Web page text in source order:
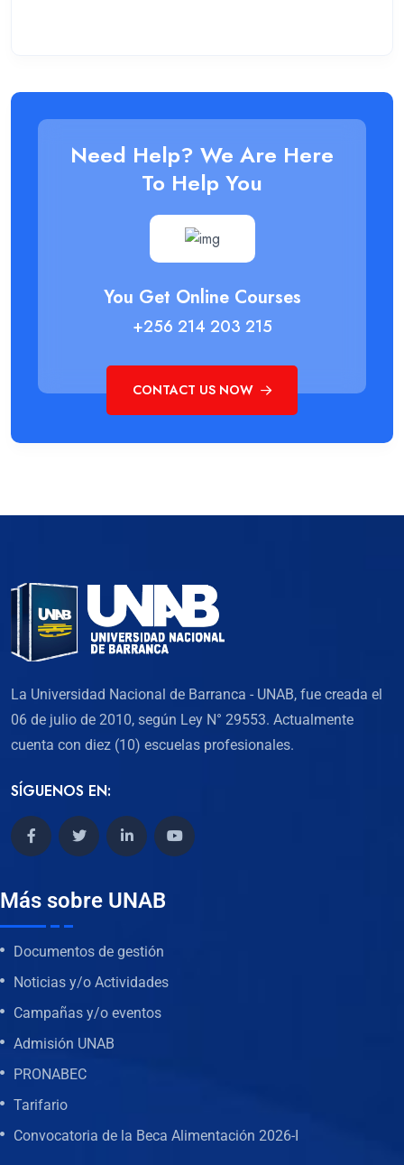
Need Help? We Are Here
To Help You
You Get Online Courses
+256 214 203 215
CONTACT US NOW
La Universidad Nacional de Barranca - UNAB, fue creada el
06 de julio de 2010, según Ley N° 29553. Actualmente
cuenta con diez (10) escuelas profesionales.
SÍGUENOS EN:
Más sobre UNAB
Documentos de gestión
Noticias y/o Actividades
Campañas y/o eventos
Admisión UNAB
PRONABEC
Tarifario
Convocatoria de la Beca Alimentación 2026-I